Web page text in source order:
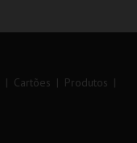
Cartões
Produtos